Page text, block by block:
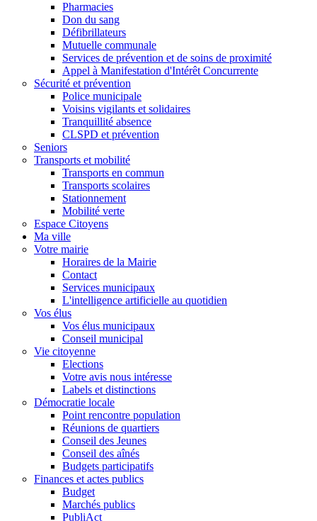
Pharmacies
Don du sang
Défibrillateurs
Mutuelle communale
Services de prévention et de soins de proximité
Appel à Manifestation d'Intérêt Concurrente
Sécurité et prévention
Police municipale
Voisins vigilants et solidaires
Tranquillité absence
CLSPD et prévention
Seniors
Transports et mobilité
Transports en commun
Transports scolaires
Stationnement
Mobilité verte
Espace Citoyens
Ma ville
Votre mairie
Horaires de la Mairie
Contact
Services municipaux
L'intelligence artificielle au quotidien
Vos élus
Vos élus municipaux
Conseil municipal
Vie citoyenne
Elections
Votre avis nous intéresse
Labels et distinctions
Démocratie locale
Point rencontre population
Réunions de quartiers
Conseil des Jeunes
Conseil des aînés
Budgets participatifs
Finances et actes publics
Budget
Marchés publics
PubliAct